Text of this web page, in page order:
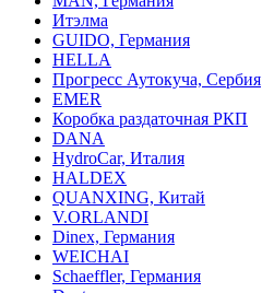
Итэлма
GUIDO, Германия
HELLA
Прогресс Аутокуча, Сербия
EMER
Коробка раздаточная РКП
DANA
HydroCar, Италия
HALDEX
QUANXING, Китай
V.ORLANDI
Dinex, Германия
WEICHAI
Schaeffler, Германия